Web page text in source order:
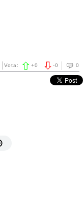
0
-0
Vota: +0